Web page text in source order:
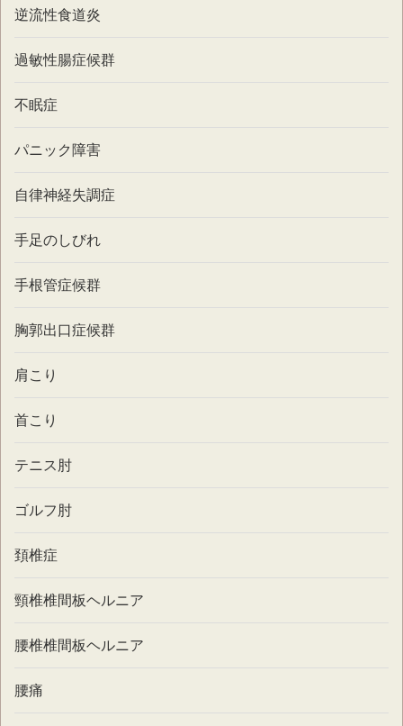
逆流性食道炎
過敏性腸症候群
不眠症
パニック障害
自律神経失調症
手足のしびれ
手根管症候群
胸郭出口症候群
肩こり
首こり
テニス肘
ゴルフ肘
頚椎症
頸椎椎間板ヘルニア
腰椎椎間板ヘルニア
腰痛